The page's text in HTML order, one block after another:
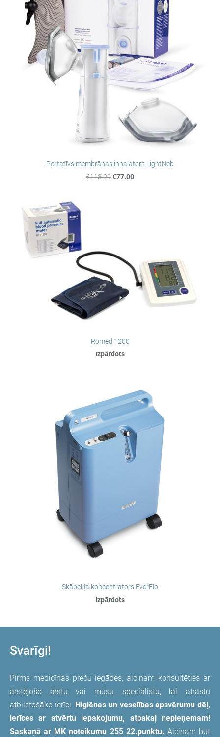
Svarīgi!
Pirms medicīnas preču iegādes, aicinam konsultēties ar
ārstējošo ārstu vai mūsu speciālistu, lai atrastu
atbilstošāko ierīci. Higiēnas un veselības apsvērumu dēļ,
ierīces ar atvērtu iepakojumu, atpakaļ nepieņemam!
Saskaņā ar MK noteikumu 255 22.punktu. Aicinam būt
Portatīvs membrānas inhalators LightNeb
€118.09€77.00
Romed 1200
Izpārdots
Skābekļa koncentrators EverFlo
Izpārdots